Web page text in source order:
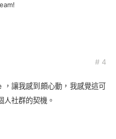
# 4
讓我感到頗心動，我感覺這可
人社群的契機。